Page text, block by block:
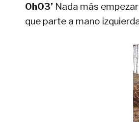
0h03’ Nada más
que parte a mano